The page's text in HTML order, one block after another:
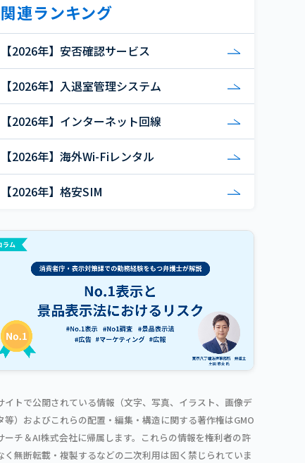
関連ランキング
【2026年】安否確認サービス
【2026年】入退室管理システム
【2026年】インターネット回線
【2026年】海外Wi-Fiレンタル
【2026年】格安SIM
イトで公開されている情報（文字、写真、イラスト、画像デ
等）およびこれらの配置・編集・構造に関する著作権はGMO
ーチ＆AI株式会社に帰属します。これらの情報を権利者の許
く無断転載・複製するなどの二次利用は固く禁じられていま